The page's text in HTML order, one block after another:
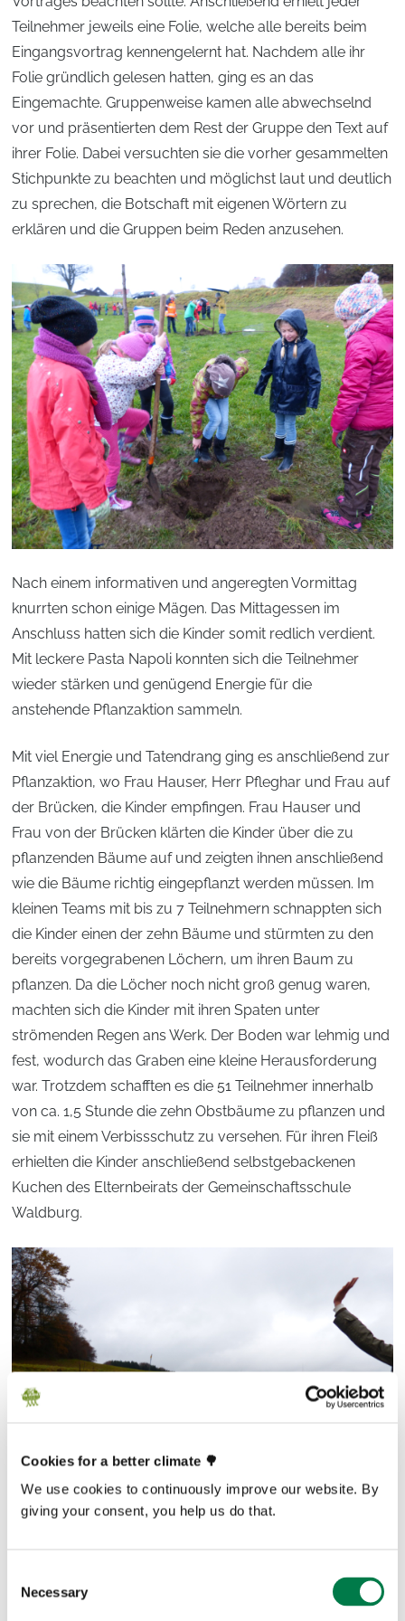
Cookies for a better climate 🌳
We use cookies to continuously improve our website. By
giving your consent, you help us do that.
Selection
Necessary
Teilnehmer jeweils eine Folie, welche alle bereits beim
Eingangsvortrag kennengelernt hat. Nachdem alle ihr
Folie gründlich gelesen hatten, ging es an das
Eingemachte. Gruppenweise kamen alle abwechselnd
vor und präsentierten dem Rest der Gruppe den Text auf
ihrer Folie. Dabei versuchten sie die vorher gesammelten
Stichpunkte zu beachten und möglichst laut und deutlich
zu sprechen, die Botschaft mit eigenen Wörtern zu
erklären und die Gruppen beim Reden anzusehen.
Nach einem informativen und angeregten Vormittag
knurrten schon einige Mägen. Das Mittagessen im
Anschluss hatten sich die Kinder somit redlich verdient.
Mit leckere Pasta Napoli konnten sich die Teilnehmer
wieder stärken und genügend Energie für die
anstehende Pflanzaktion sammeln.
Mit viel Energie und Tatendrang ging es anschließend zur
Pflanzaktion, wo Frau Hauser, Herr Pfleghar und Frau auf
der Brücken, die Kinder empfingen. Frau Hauser und
Frau von der Brücken klärten die Kinder über die zu
pflanzenden Bäume auf und zeigten ihnen anschließend
wie die Bäume richtig eingepflanzt werden müssen. Im
kleinen Teams mit bis zu 7 Teilnehmern schnappten sich
die Kinder einen der zehn Bäume und stürmten zu den
bereits vorgegrabenen Löchern, um ihren Baum zu
pflanzen. Da die Löcher noch nicht groß genug waren,
machten sich die Kinder mit ihren Spaten unter
strömenden Regen ans Werk. Der Boden war lehmig und
fest, wodurch das Graben eine kleine Herausforderung
war. Trotzdem schafften es die 51 Teilnehmer innerhalb
von ca. 1,5 Stunde die zehn Obstbäume zu pflanzen und
sie mit einem Verbissschutz zu versehen. Für ihren Fleiß
erhielten die Kinder anschließend selbstgebackenen
Kuchen des Elternbeirats der Gemeinschaftsschule
Waldburg.
Klimabotschafter fleißig weiter: im World Café